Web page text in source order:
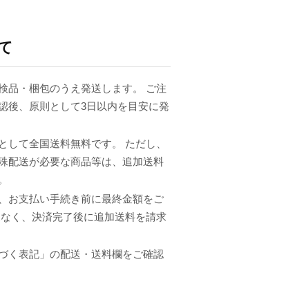
品・梱包のうえ発送します。 ご注
後、原則として3日以内を目安に発
して全国送料無料です。 ただし、
配送が必要な商品等は、追加送料
お支払い手続き前に最終金額をご
く、決済完了後に追加送料を請求
く表記」の配送・送料欄をご確認